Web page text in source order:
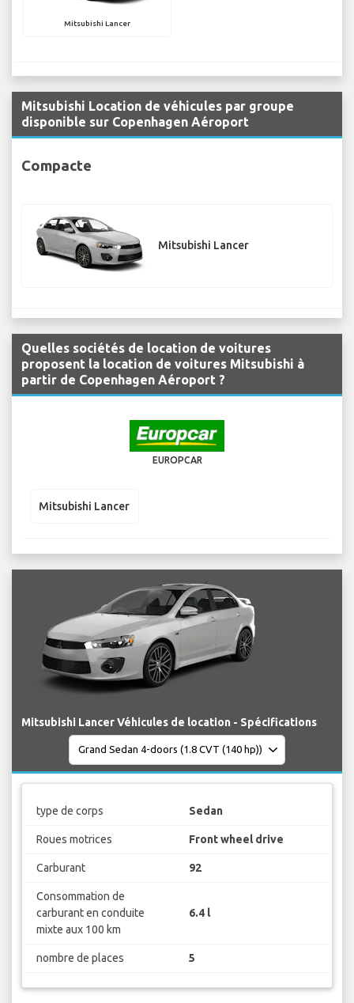
Mitsubishi Lancer
Mitsubishi Location de véhicules par groupe
disponible sur Copenhagen Aéroport
Compacte
Mitsubishi Lancer
Quelles sociétés de location de voitures
proposent la location de voitures Mitsubishi à
partir de Copenhagen Aéroport ?
EUROPCAR
Mitsubishi Lancer
Mitsubishi Lancer Véhicules de location - Spécifications
type de corps Sedan
Roues motrices Front wheel drive
Carburant 92
Consommation de
carburant en conduite
mixte aux 100 km
6.4 l
nombre de places 5